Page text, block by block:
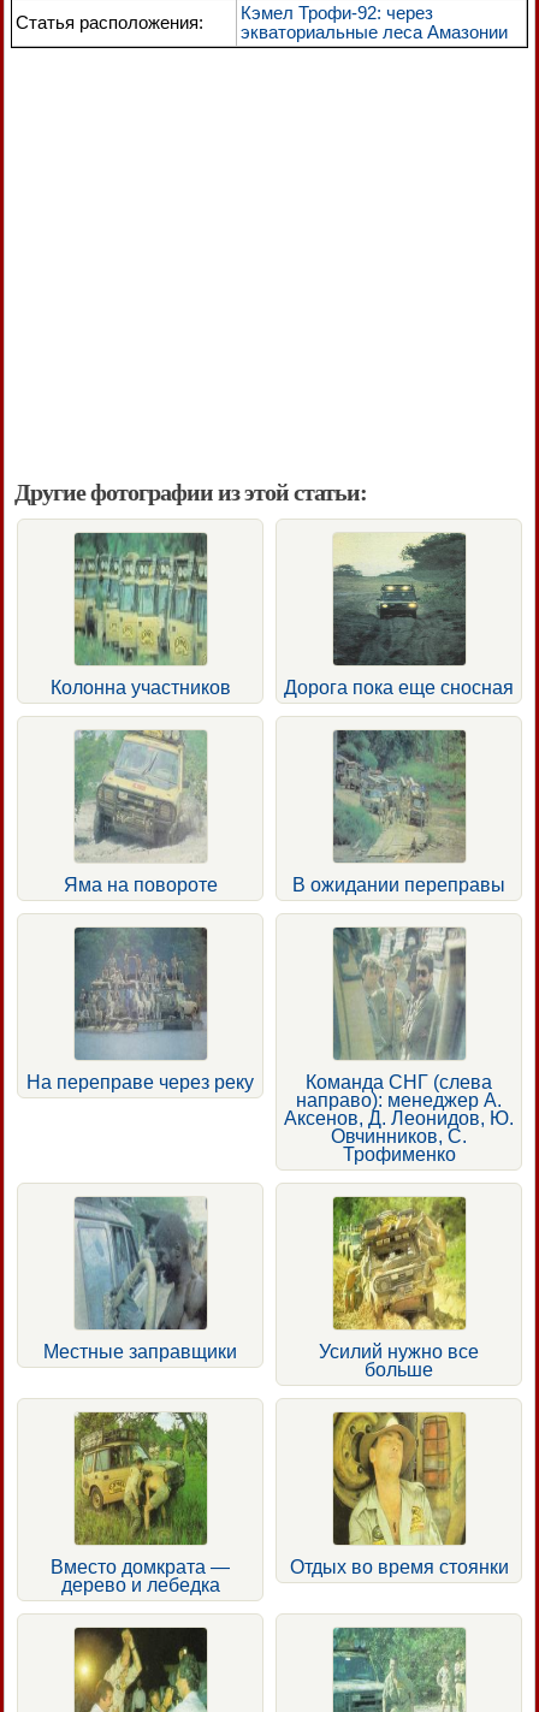
Статья расположения:
Кэмел Трофи-92: через
экваториальные леса Амазонии
Другие фотографии из этой статьи:
Колонна участников Дорога пока еще сносная
Яма на повороте В ожидании переправы
На переправе через реку
Команда СНГ (слева
направо): менеджер А.
Аксенов, Д. Леонидов, Ю.
Овчинников, С.
Трофименко
Местные заправщики
Усилий нужно все
больше
Вместо домкрата —
дерево и лебедка
Отдых во время стоянки